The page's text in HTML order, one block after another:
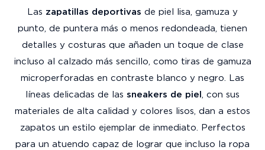
Las zapatillas deportivas de piel lisa, gamuza y
punto, de puntera más o menos redondeada, tienen
detalles y costuras que añaden un toque de clase
incluso al calzado más sencillo, como tiras de gamuza
microperforadas en contraste blanco y negro. Las
líneas delicadas de las sneakers de piel, con sus
materiales de alta calidad y colores lisos, dan a estos
zapatos un estilo ejemplar de inmediato. Perfectos
para un atuendo capaz de lograr que incluso la ropa